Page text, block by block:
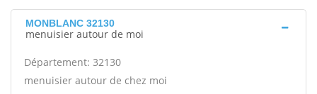
MONBLANC 32130
menuisier autour de moi
Département: 32130
menuisier autour de chez moi